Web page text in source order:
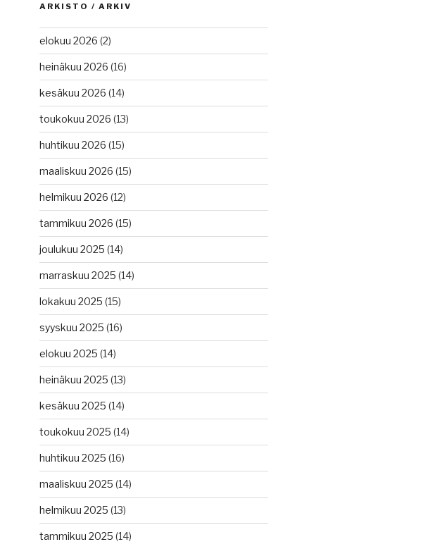
ARKISTO / ARKIV
elokuu 2026 (2)
heinäkuu 2026 (16)
kesäkuu 2026 (14)
toukokuu 2026 (13)
huhtikuu 2026 (15)
maaliskuu 2026 (15)
helmikuu 2026 (12)
tammikuu 2026 (15)
joulukuu 2025 (14)
marraskuu 2025 (14)
lokakuu 2025 (15)
syyskuu 2025 (16)
elokuu 2025 (14)
heinäkuu 2025 (13)
kesäkuu 2025 (14)
toukokuu 2025 (14)
huhtikuu 2025 (16)
maaliskuu 2025 (14)
helmikuu 2025 (13)
tammikuu 2025 (14)